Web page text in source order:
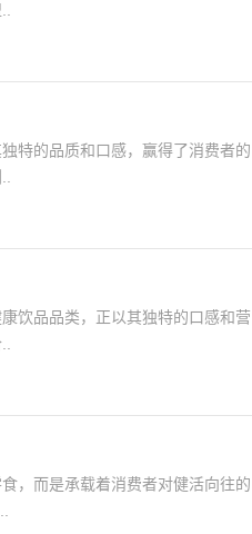
特的品质和口感，赢得了消费者的
饮品品类，正以其独特的口感和营
，而是承载着消费者对健活向往的